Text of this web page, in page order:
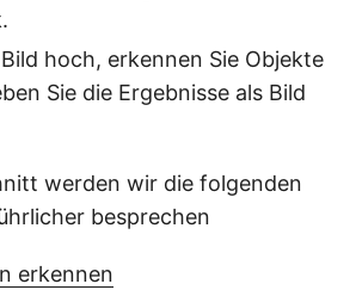
hoch, erkennen Sie Objekte
Sie die Ergebnisse als Bild
werden wir die folgenden
besprechen
erkennen